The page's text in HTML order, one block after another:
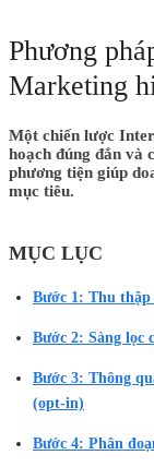
Phương
Marketing
Một chiến lược
hoạch đúng đắn và
phương tiện giúp
mục tiêu.
MỤC LỤC
Bước 1: Thu
Bước 2: Sàng lọc
Bước 3: Thông
(opt-in)
Bước 4: Phân